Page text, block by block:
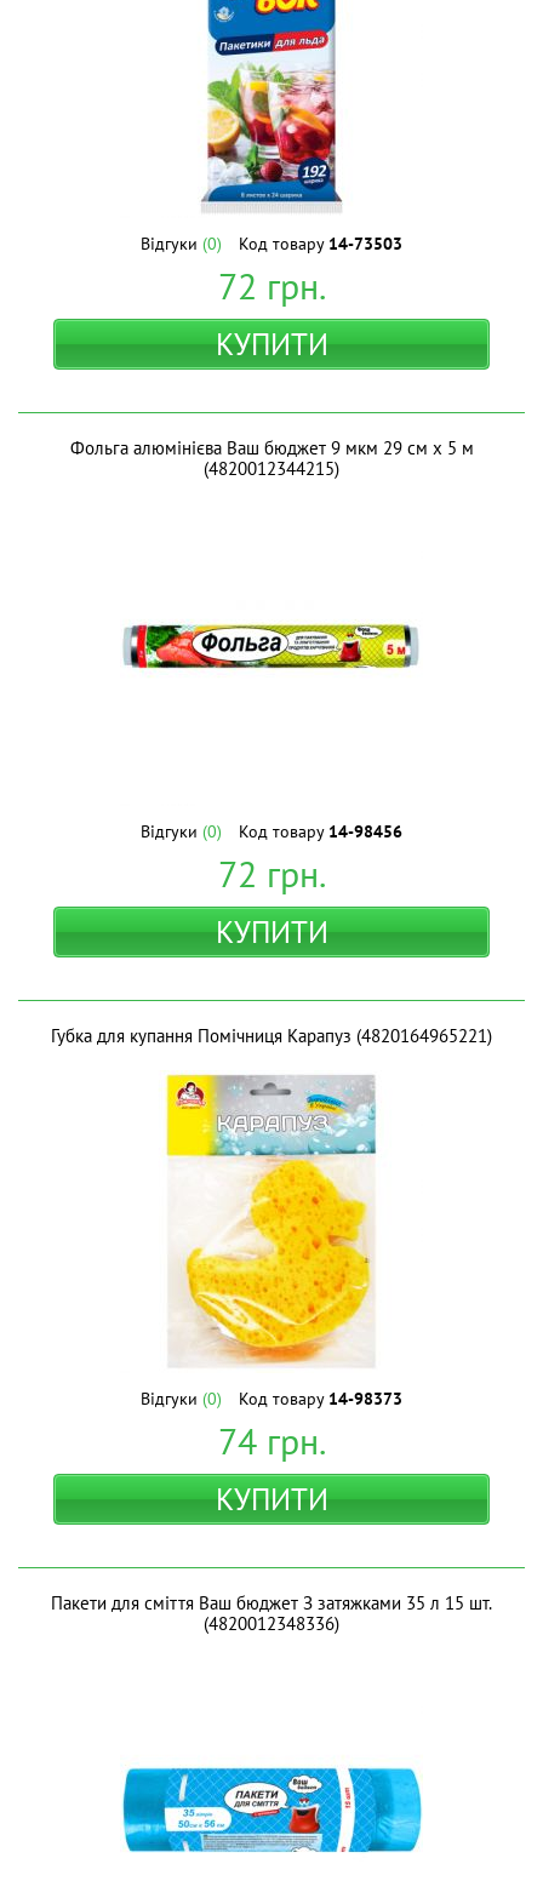
Відгуки (0) Код товару 14-73503
72 грн.
КУПИТИ
Фольга алюмінієва Ваш бюджет 9 мкм 29 см х 5 м
(4820012344215)
Відгуки (0) Код товару 14-98456
72 грн.
КУПИТИ
Губка для купання Помічниця Карапуз (4820164965221)
Відгуки (0) Код товару 14-98373
74грн.
КУПИТИ
Пакети для сміття Ваш бюджет З затяжками 35 л 15 шт.
(4820012348336)